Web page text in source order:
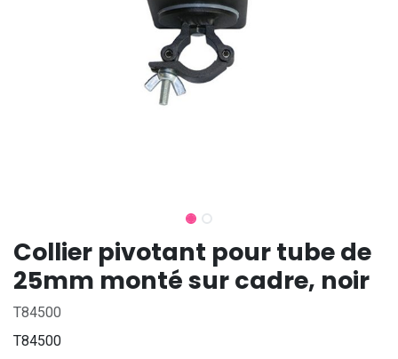
Collier pivotant pour tube de
25mm monté sur cadre, noir
T84500
T84500